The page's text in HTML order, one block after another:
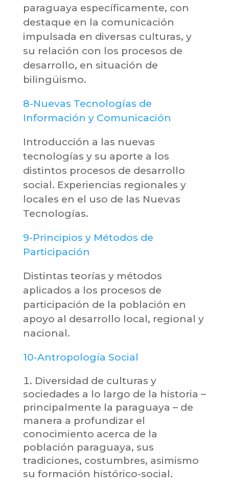
paraguaya específicamente, con
destaque en la comunicación
impulsada en diversas culturas, y
su relación con los procesos de
desarrollo, en situación de
bilingüismo.
8-Nuevas Tecnologías de
Información y Comunicación
Introducción a las nuevas
tecnologías y su aporte a los
distintos procesos de desarrollo
social. Experiencias regionales y
locales en el uso de las Nuevas
Tecnologías.
9-Principios y Métodos de
Participación
Distintas teorías y métodos
aplicados a los procesos de
participación de la población en
apoyo al desarrollo local, regional y
nacional.
10-Antropología Social
Diversidad de culturas y
sociedades a lo largo de la historia –
principalmente la paraguaya – de
manera a profundizar el
conocimiento acerca de la
población paraguaya, sus
tradiciones, costumbres, asimismo
su formación histórico-social.